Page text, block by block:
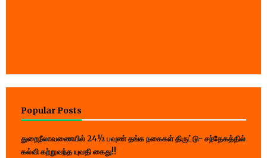
Popular Posts
துறைநீலாவணையில் 24½ பவுண் தங்க நகைகள் திருட்டு- சந்தேகத்தில்
கல்வி கற்றுவந்த யுவதி கைது!!